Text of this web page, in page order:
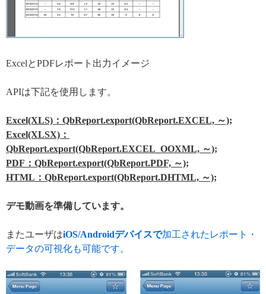
ExcelとPDFレポート出力イメージ
APIは下記を使用します。
Excel(XLS)：QbReport.export(QbReport.EXCEL, ～);
Excel(XLSX)：
QbReport.export(QbReport.EXCEL_OOXML, ～);
PDF：QbReport.export(QbReport.PDF, ～);
HTML：QbReport.export(QbReport.DHTML, ～);
デモ動画を準備しています。
またユーザはiOS/Androidデバイスで加工されたレポート・
データの可視化も可能です。